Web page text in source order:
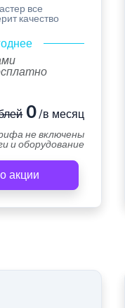
все
качество
0/в месяц
не включены
и оборудование
акции